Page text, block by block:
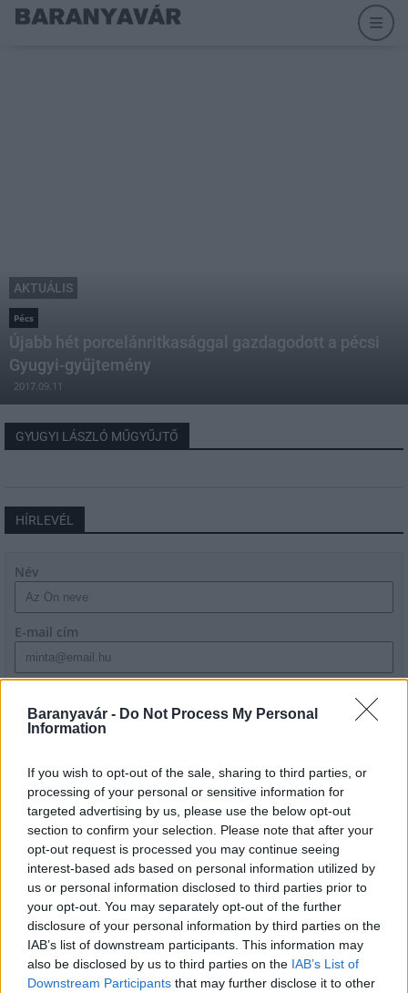
Baranyavár - Do Not Process My Personal
Information
If you wish to opt-out of the sale, sharing to third parties, or
processing of your personal or sensitive information for
targeted advertising by us, please use the below opt-out
section to confirm your selection. Please note that after your
opt-out request is processed you may continue seeing
interest-based ads based on personal information utilized by
us or personal information disclosed to third parties prior to
your opt-out. You may separately opt-out of the further
disclosure of your personal information by third parties on the
IAB’s list of downstream participants. This information may
also be disclosed by us to third parties on the IAB’s List of
Downstream Participants that may further disclose it to other
AKTUÁLIS
Pécs
Újabb hét porcelánritkasággal gazdagodott a pécsi
Gyugyi-gyűjtemény
2017.09.11
GYUGYI LÁSZLÓ MŰGYŰJTŐ
HÍRLEVÉL
Név
E-mail cím
szabályzatot!
HÍRDETÉS
LEGFRISSEBB
Országos hírek
Megérkezett az eső a Duna vízgyűjtőjére